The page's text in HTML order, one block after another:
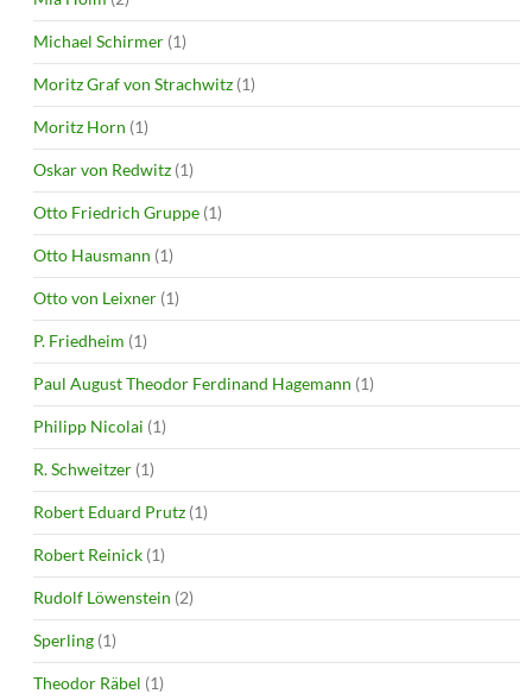
Michael Schirmer (1)
Moritz Graf von Strachwitz (1)
Moritz Horn (1)
Oskar von Redwitz (1)
Otto Friedrich Gruppe (1)
Otto Hausmann (1)
Otto von Leixner (1)
P. Friedheim (1)
Paul August Theodor Ferdinand Hagemann (1)
Philipp Nicolai (1)
R. Schweitzer (1)
Robert Eduard Prutz (1)
Robert Reinick (1)
Rudolf Löwenstein (2)
Sperling (1)
Theodor Räbel (1)